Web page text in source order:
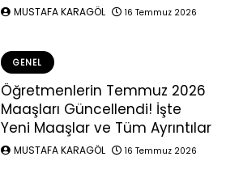
MUSTAFA KARAGÖL 16 Temmuz 2026
GENEL
Öğretmenlerin Temmuz 2026
Maaşları Güncellendi! İşte
Yeni Maaşlar ve Tüm Ayrıntılar
MUSTAFA KARAGÖL 16 Temmuz 2026